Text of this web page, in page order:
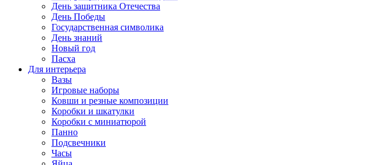
День защитника Отечества
День Победы
Государственная символика
День знаний
Новый год
Пасха
Для интерьера
Вазы
Игровые наборы
Ковши и резные композиции
Коробки и шкатулки
Коробки с миниатюрой
Панно
Подсвечники
Часы